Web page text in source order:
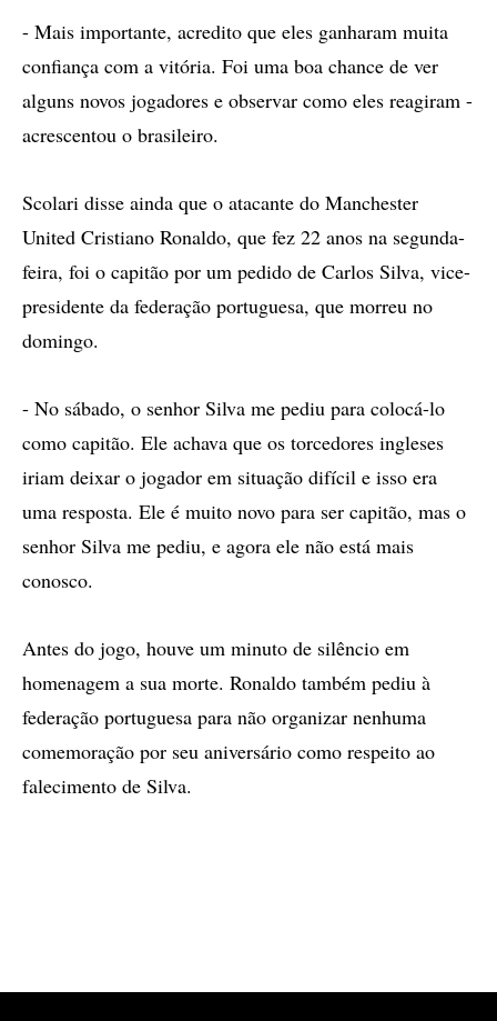
- Mais importante, acredito que eles ganharam muita
confiança com a vitória. Foi uma boa chance de ver
alguns novos jogadores e observar como eles reagiram -
acrescentou o brasileiro.
Scolari disse ainda que o atacante do Manchester
United Cristiano Ronaldo, que fez 22 anos na segunda-
feira, foi o capitão por um pedido de Carlos Silva, vice-
presidente da federação portuguesa, que morreu no
domingo.
- No sábado, o senhor Silva me pediu para colocá-lo
como capitão. Ele achava que os torcedores ingleses
iriam deixar o jogador em situação difícil e isso era
uma resposta. Ele é muito novo para ser capitão, mas o
senhor Silva me pediu, e agora ele não está mais
conosco.
Antes do jogo, houve um minuto de silêncio em
homenagem a sua morte. Ronaldo também pediu à
federação portuguesa para não organizar nenhuma
comemoração por seu aniversário como respeito ao
falecimento de Silva.